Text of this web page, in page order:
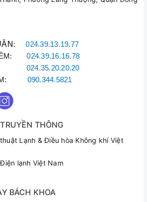
:024.39.13.19.77
024.39.16.16.78
ĐA: 024.35.20.20.20
090.344.5821
THÔNG
Lạnh & Điều hòa Không khí Việt
lạnh Việt Nam
BÁCH KHOA